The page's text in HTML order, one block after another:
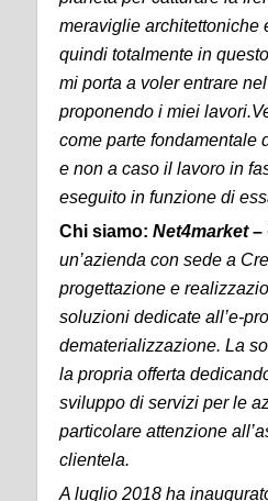
meraviglie architettoniche
quindi totalmente in
mi porta a voler entrare
proponendo i miei lavori.
come parte fondamentale
e non a caso il lavoro in
eseguito in funzione di
Chi siamo: Net4market –
un’azienda con sede a
progettazione e
soluzioni dedicate all’e-
dematerializzazione. La
la propria offerta
sviluppo di servizi per le
particolare attenzione
clientela.
A luglio 2018 ha